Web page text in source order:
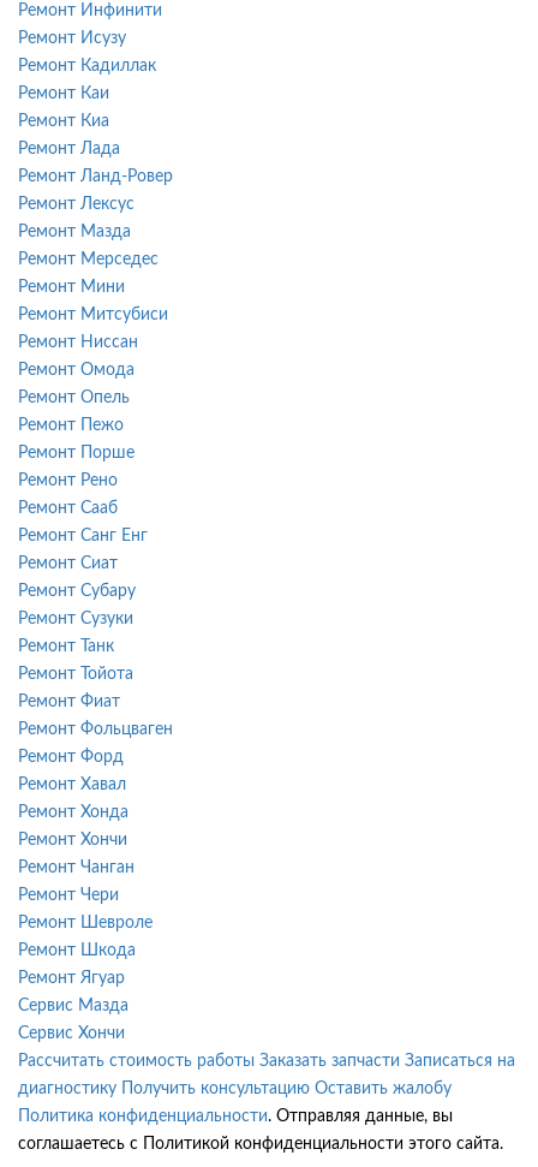
Ремонт Инфинити
Ремонт Исузу
Ремонт Кадиллак
Ремонт Каи
Ремонт Киа
Ремонт Лада
Ремонт Ланд-Ровер
Ремонт Лексус
Ремонт Мазда
Ремонт Мерседес
Ремонт Мини
Ремонт Митсубиси
Ремонт Ниссан
Ремонт Омода
Ремонт Опель
Ремонт Пежо
Ремонт Порше
Ремонт Рено
Ремонт Сааб
Ремонт Санг Енг
Ремонт Сиат
Ремонт Субару
Ремонт Сузуки
Ремонт Танк
Ремонт Тойота
Ремонт Фиат
Ремонт Фольцваген
Ремонт Форд
Ремонт Хавал
Ремонт Хонда
Ремонт Хончи
Ремонт Чанган
Ремонт Чери
Ремонт Шевроле
Ремонт Шкода
Ремонт Ягуар
Сервис Мазда
Сервис Хончи
Рассчитать стоимость работы Заказать запчасти Записаться на
диагностику
Получить консультацию Оставить жалобу
Политика конфиденциальности. Отправляя данные, вы
соглашаетесь с Политикой конфиденциальности этого сайта.